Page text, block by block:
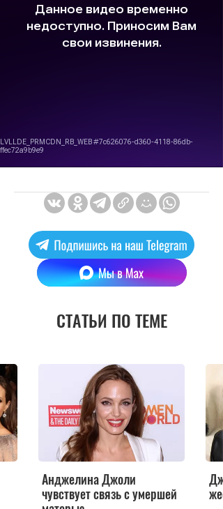
СТАТЬИ ПО ТЕМЕ
Анджелина Джоли
чувствует связь с умершей